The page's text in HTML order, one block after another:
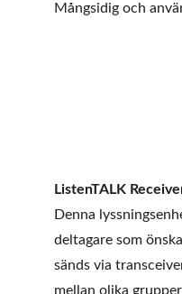
Mångsidig och
ListenTALK
Denna
deltagare som
sänds via
mellan olika